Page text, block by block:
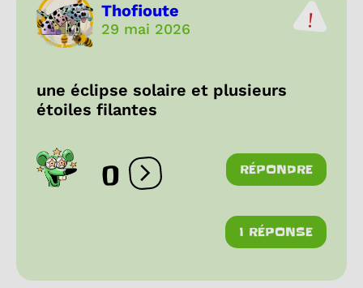
Thofioute
29 mai 2026
une éclipse solaire et plusieurs
étoiles filantes
0 Ouvrir les réactions
RÉPONDRE
1 RÉPONSE